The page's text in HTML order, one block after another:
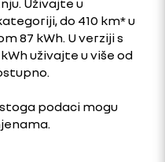
do 410 km* u
87 kWh. U verziji s
uživajte u više od
podaci mogu